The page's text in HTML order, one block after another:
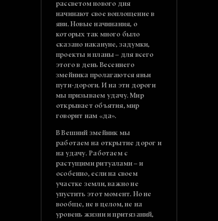
рассветом нового дня
начинают свое воплощение в
яви. Новые начинания, о
которых так много было
сказано накануне, задумки,
проекты и планы – для всего
этого в день Весеннего
змейника пролагаются явьи
пути-дороги. И на эти дороги
мы призываем удачу. Мир
открывает объятия, мир
говорит нам «да».
В Вешний змейник мы
работаем на открытие дорог и
на удачу. Работаем с
растущими ритуалами – и
особенно, если на своем
участке земли, важно не
упустить этот момент. Но не
вообще, не в целом, не на
уровень жизни и притязаний,